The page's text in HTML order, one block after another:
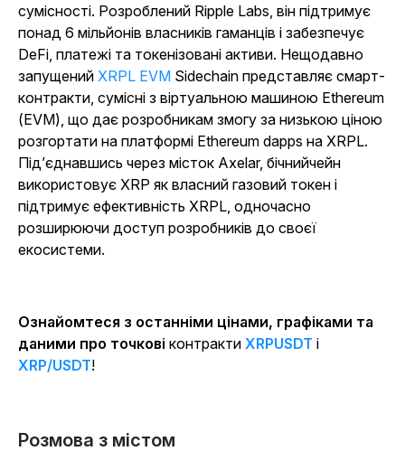
сумісності. Розроблений Ripple Labs, він підтримує
понад 6 мільйонів власників гаманців і забезпечує
DeFi, платежі та токенізовані активи. Нещодавно
запущений XRPL EVM Sidechain представляє смарт-
контракти, сумісні з віртуальною машиною Ethereum
(EVM), що дає розробникам змогу за низькою ціною
розгортати на платформі Ethereum dapps на XRPL.
Під’єднавшись через місток Axelar, бічнийчейн
використовує XRP як власний газовий токен і
підтримує ефективність XRPL, одночасно
розширюючи доступ розробників до своєї
екосистеми.
Ознайомтеся з останніми цінами, графіками та
даними про точкові контракти XRPUSDT і
XRP/USDT!
Розмова з містом